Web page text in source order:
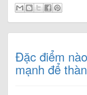
Đặc điểm
mạnh để